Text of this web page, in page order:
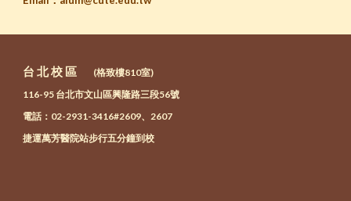
台 北 校 區
(格致樓810室)
116-95 台北市文山區興隆路三段56號
電話：02-2931-3416#2609、2607
捷運萬芳醫院站步行五分鐘到校